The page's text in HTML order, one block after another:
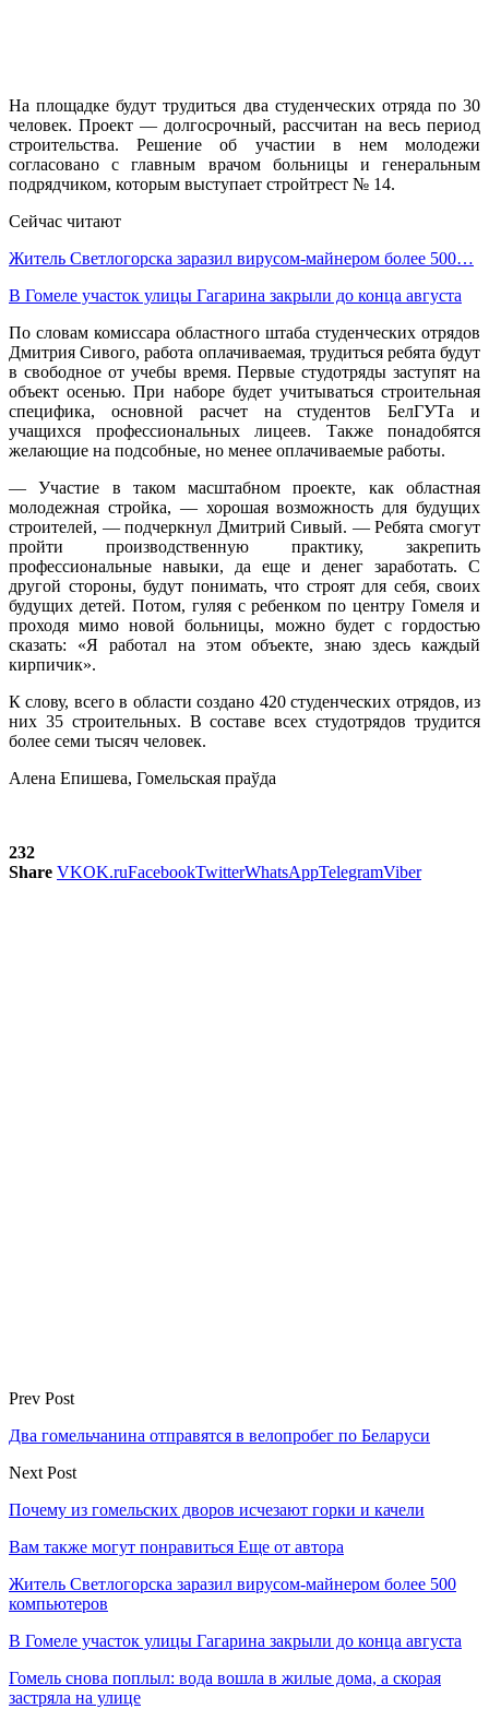
На площадке будут трудиться два студенческих отряда по 30
человек. Проект — долгосрочный, рассчитан на весь период
строительства. Решение об участии в нем молодежи
согласовано с главным врачом больницы и генеральным
подрядчиком, которым выступает стройтрест № 14.
Сейчас читают
Житель Светлогорска заразил вирусом-майнером более 500…
В Гомеле участок улицы Гагарина закрыли до конца августа
По словам комиссара областного штаба студенческих отрядов
Дмитрия Сивого, работа оплачиваемая, трудиться ребята будут
в свободное от учебы время. Первые студотряды заступят на
объект осенью. При наборе будет учитываться строительная
специфика, основной расчет на студентов БелГУТа и
учащихся профессиональных лицеев. Также понадобятся
желающие на подсобные, но менее оплачиваемые работы.
— Участие в таком масштабном проекте, как областная
молодежная стройка, — хорошая возможность для будущих
строителей, — подчеркнул Дмитрий Сивый. — Ребята смогут
пройти производственную практику, закрепить
профессиональные навыки, да еще и денег заработать. С
другой стороны, будут понимать, что строят для себя, своих
будущих детей. Потом, гуляя с ребенком по центру Гомеля и
проходя мимо новой больницы, можно будет с гордостью
сказать: «Я работал на этом объекте, знаю здесь каждый
кирпичик».
К слову, всего в области создано 420 студенческих отрядов, из
них 35 строительных. В составе всех студотрядов трудится
более семи тысяч человек.
Алена Епишева, Гомельская праўда
232
Share VKOK.ruFacebookTwitterWhatsAppTelegramViber
Prev Post
Два гомельчанина отправятся в велопробег по Беларуси
Next Post
Почему из гомельских дворов исчезают горки и качели
Вам также могут понравиться Еще от автора
Житель Светлогорска заразил вирусом-майнером более 500
компьютеров
В Гомеле участок улицы Гагарина закрыли до конца августа
Гомель снова поплыл: вода вошла в жилые дома, а скорая
застряла на улице